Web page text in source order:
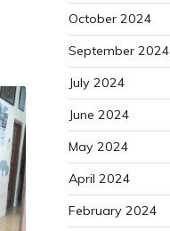
October 2024
September 2024
July 2024
June 2024
May 2024
April 2024
February 2024